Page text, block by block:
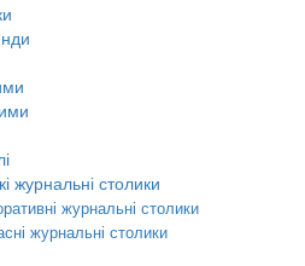
журнальні столики
журнальні столики
журнальні столики